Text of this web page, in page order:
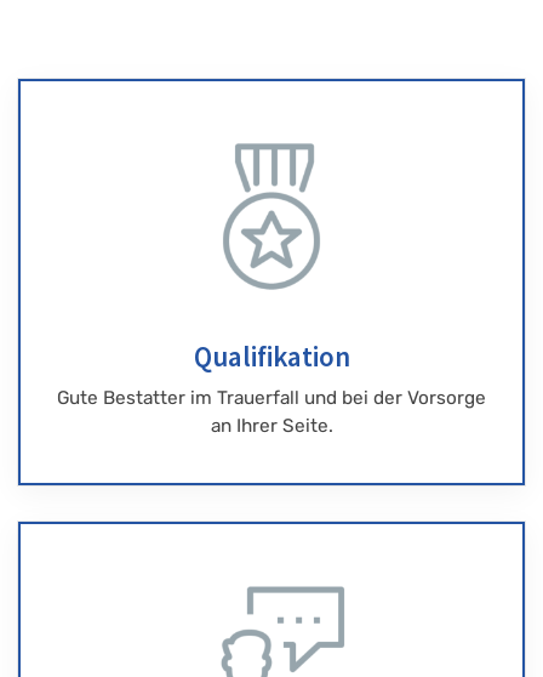
Qualifikation
Gute Bestatter im Trauerfall und bei der Vorsorge
an Ihrer Seite.